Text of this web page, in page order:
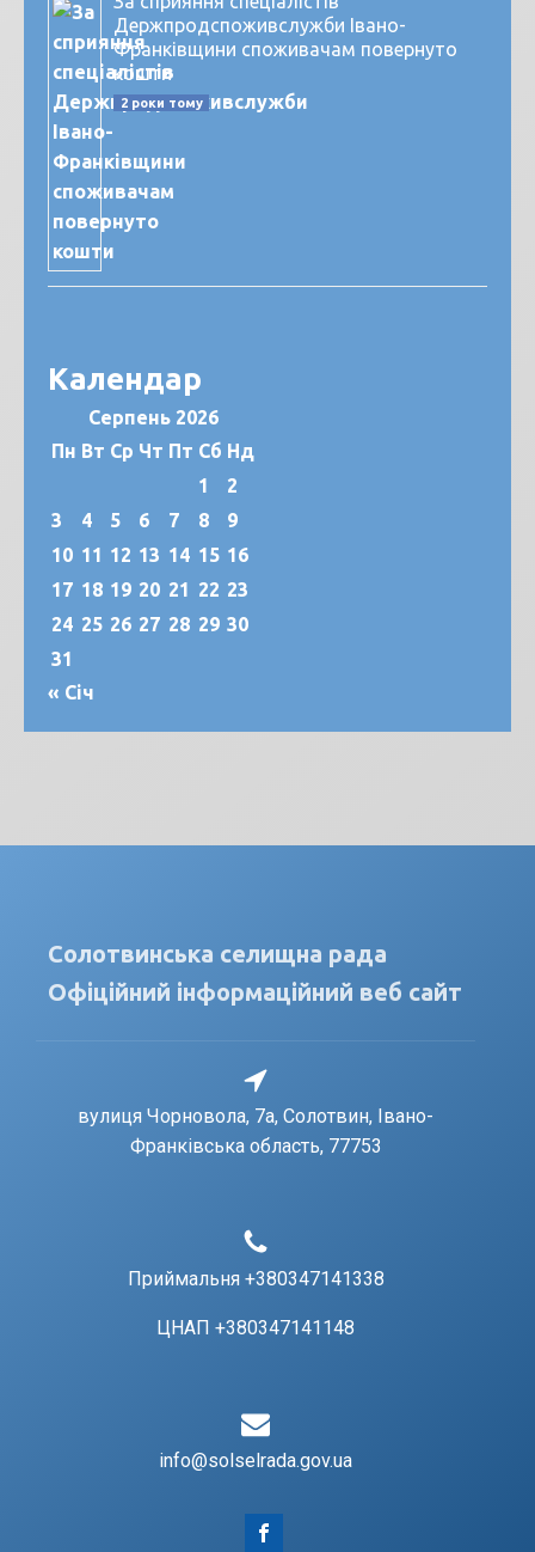
Держпродспоживслужби Івано-
Франківщини споживачам повернуто
кошти
2 роки тому
Календар
Серпень 2026
Пн Вт Ср Чт Пт Сб Нд
1
2
3
4 5 6 7 8
9
10 11 12 13 14 15 16
17 18 19 20 21 22 23
24 25 26 27 28 29 30
31
« Січ
Солотвинська селищна рада
Офіційний інформаційний веб сайт
вулиця Чорновола, 7a, Солотвин, Івано-
Франківська область, 77753
Приймальня +380347141338
ЦНАП +380347141148
info@solselrada.gov.ua